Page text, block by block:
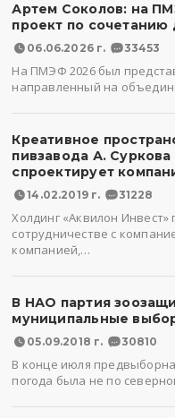
Артем Соколов: на
проект по сочетанию
06.06.2026 г. 33453
На ПМЭФ 2026 был
направленный на
Креативное
пивзавода А. Суркова
спроектирует
14.02.2019 г. 31228
Холдинг «Аквилон
сотрудничестве с
компанией,…
В НАО партия
муниципальные
05.09.2018 г. 30810
В конце июля
погода была не по